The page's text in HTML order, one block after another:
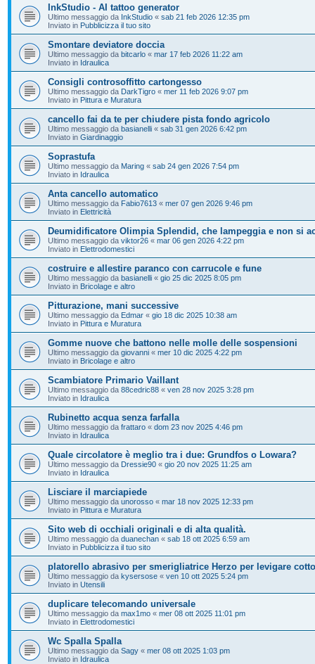
InkStudio - AI tattoo generator
Ultimo messaggio da InkStudio « sab 21 feb 2026 12:35 pm
Inviato in Pubblicizza il tuo sito
Smontare deviatore doccia
Ultimo messaggio da bitcarlo « mar 17 feb 2026 11:22 am
Inviato in Idraulica
Consigli controsoffitto cartongesso
Ultimo messaggio da DarkTigro « mer 11 feb 2026 9:07 pm
Inviato in Pittura e Muratura
cancello fai da te per chiudere pista fondo agricolo
Ultimo messaggio da basianelli « sab 31 gen 2026 6:42 pm
Inviato in Giardinaggio
Soprastufa
Ultimo messaggio da Maring « sab 24 gen 2026 7:54 pm
Inviato in Idraulica
Anta cancello automatico
Ultimo messaggio da Fabio7613 « mer 07 gen 2026 9:46 pm
Inviato in Elettricità
Deumidificatore Olimpia Splendid, che lampeggia e non si
Ultimo messaggio da viktor26 « mar 06 gen 2026 4:22 pm
Inviato in Elettrodomestici
costruire e allestire paranco con carrucole e fune
Ultimo messaggio da basianelli « gio 25 dic 2025 8:05 pm
Inviato in Bricolage e altro
Pitturazione, mani successive
Ultimo messaggio da Edmar « gio 18 dic 2025 10:38 am
Inviato in Pittura e Muratura
Gomme nuove che battono nelle molle delle sospensioni
Ultimo messaggio da giovanni « mer 10 dic 2025 4:22 pm
Inviato in Bricolage e altro
Scambiatore Primario Vaillant
Ultimo messaggio da 88cedric88 « ven 28 nov 2025 3:28 pm
Inviato in Idraulica
Rubinetto acqua senza farfalla
Ultimo messaggio da frattaro « dom 23 nov 2025 4:46 pm
Inviato in Idraulica
Quale circolatore è meglio tra i due: Grundfos o Lowara?
Ultimo messaggio da Dressie90 « gio 20 nov 2025 11:25 am
Inviato in Idraulica
Lisciare il marciapiede
Ultimo messaggio da unorosso « mar 18 nov 2025 12:33 pm
Inviato in Pittura e Muratura
Sito web di occhiali originali e di alta qualità.
Ultimo messaggio da duanechan « sab 18 ott 2025 6:59 am
Inviato in Pubblicizza il tuo sito
platorello abrasivo per smerigliatrice Herzo per levigare cotto
Ultimo messaggio da kysersose « ven 10 ott 2025 5:24 pm
Inviato in Utensili
duplicare telecomando universale
Ultimo messaggio da max1mo « mer 08 ott 2025 11:01 pm
Inviato in Elettrodomestici
Wc Spalla Spalla
Ultimo messaggio da Sagy « mer 08 ott 2025 1:03 pm
Inviato in Idraulica